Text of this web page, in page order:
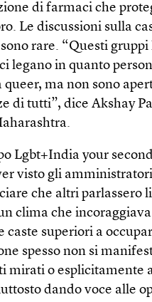
di farmaci che
Le discussioni sulla
rare. “Questi
legano in quanto
ma non sono
di tutti”, dice Akshay
Lgbt+India your
visto gli
che altri parlassero
clima che
caste superiori a
spesso non si
mirati o esplicitamente
dando voce alle